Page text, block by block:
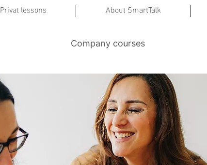
Company courses
Privat lessons About SmartTalk